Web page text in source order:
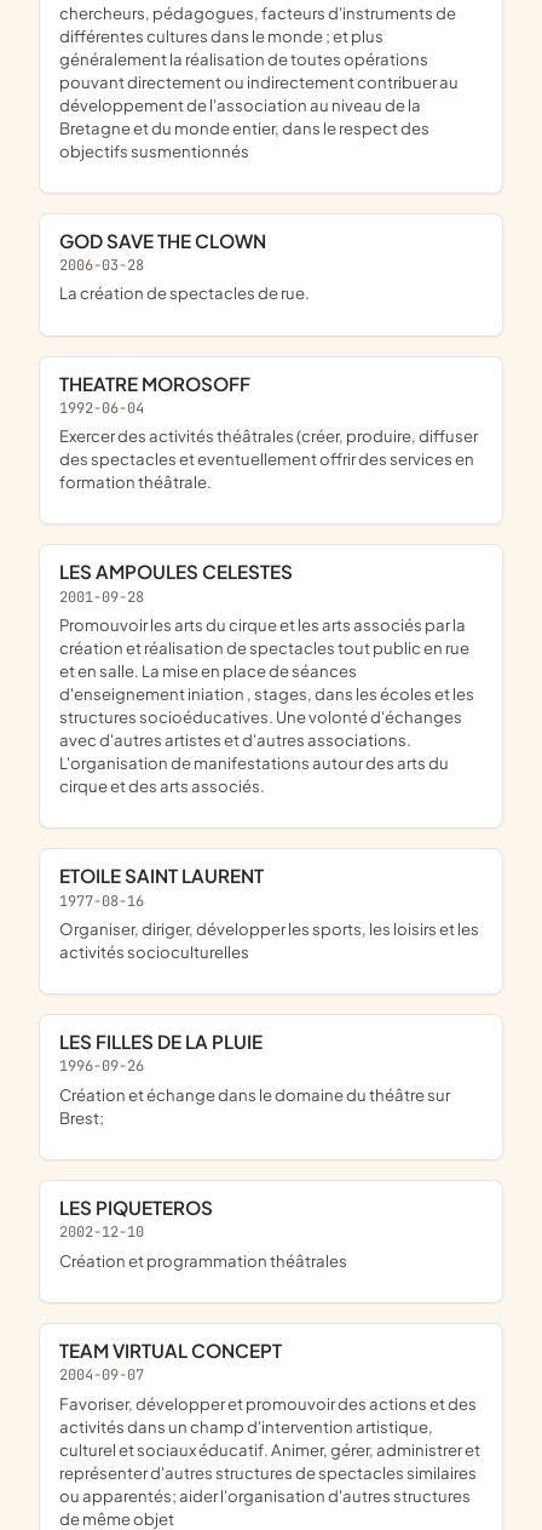
chercheurs, pédagogues, facteurs d'instruments de
différentes cultures dans le monde ; et plus
généralement la réalisation de toutes opérations
pouvant directement ou indirectement contribuer au
développement de l'association au niveau de la
Bretagne et du monde entier, dans le respect des
objectifs susmentionnés
GOD SAVE THE CLOWN
2006-03-28
La création de spectacles de rue.
THEATRE MOROSOFF
1992-06-04
Exercer des activités théâtrales (créer, produire, diffuser
des spectacles et eventuellement offrir des services en
formation théâtrale.
LES AMPOULES CELESTES
2001-09-28
Promouvoir les arts du cirque et les arts associés par la
création et réalisation de spectacles tout public en rue
et en salle. La mise en place de séances
d'enseignement iniation , stages, dans les écoles et les
structures socioéducatives. Une volonté d'échanges
avec d'autres artistes et d'autres associations.
L'organisation de manifestations autour des arts du
cirque et des arts associés.
ETOILE SAINT LAURENT
1977-08-16
organiser, diriger, développer les sports, les loisirs et les
activités socioculturelles
LES FILLES DE LA PLUIE
1996-09-26
Création et échange dans le domaine du théâtre sur
Brest;
LES PIQUETEROS
2002-12-10
Création et programmation théâtrales
TEAM VIRTUAL CONCEPT
2004-09-07
Favoriser, développer et promouvoir des actions et des
activités dans un champ d'intervention artistique,
culturel et sociaux éducatif. Animer, gérer, administrer et
représenter d'autres structures de spectacles similaires
ou apparentés; aider l'organisation d'autres structures
de même objet